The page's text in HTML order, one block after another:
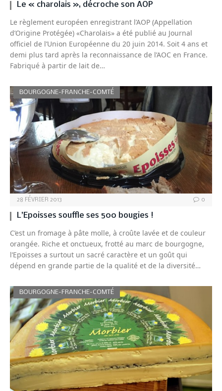
Le « charolais », décroche son AOP
Le règlement européen enregistrant l’AOP (Appellation
d’Origine Protégée) «Charolais» a été publié au Journal
officiel de l’Union Européenne du 20 juin 2014. Soit 4 ans et
demi plus tard après la reconnaissance de l’AOC en France.
Fabriqué à partir de lait de…
BOURGOGNE-FRANCHE-COMTÉ
28 FÉVRIER 2013 0
L’Epoisses souffle ses 500 bougies !
C’est un fromage à pâte molle, à croûte lavée et de couleur
orangée. Riche et onctueux, frotté au marc de bourgogne,
l’Epoisses a surtout un sacré caractère et un goût qui
dépend en grande partie de la qualité et de la diversité…
BOURGOGNE-FRANCHE-COMTÉ